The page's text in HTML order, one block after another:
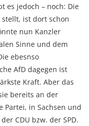
es jedoch – noch: Die
stellt, ist dort schon
nun Kanzler
Sinne und dem
ebesnso
AfD dagegen ist
Kraft. Aber das
bereits an der
Partei, in Sachsen und
CDU bzw. der SPD.